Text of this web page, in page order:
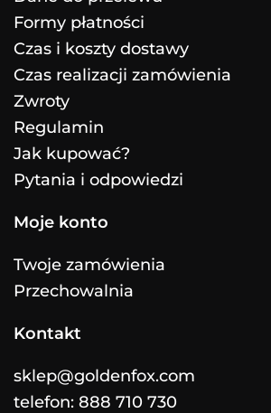
Formy płatności
Czas i koszty dostawy
Czas realizacji zamówienia
Zwroty
Regulamin
Jak kupować?
Pytania i odpowiedzi
Moje konto
Twoje zamówienia
Przechowalnia
Kontakt
sklep@goldenfox.com
telefon: 888 710 730